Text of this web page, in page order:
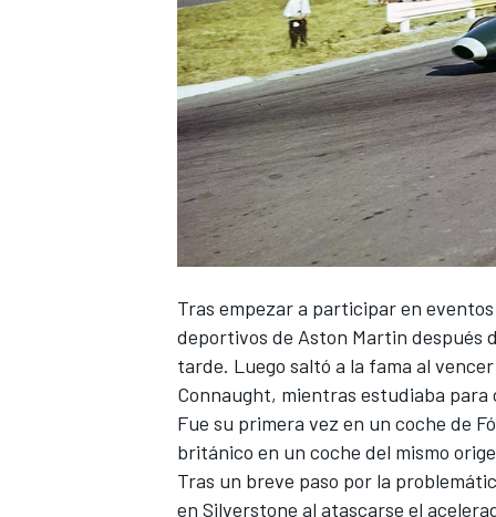
NASCAR CUP
Tras empezar a participar en
deportivos de Aston Martin después
tarde. Luego saltó a la fama al
Connaught, mientras estudiaba
Fue su primera vez en un coche de
británico en un coche del mismo
Tras un breve paso por la
en Silverstone al atascarse el